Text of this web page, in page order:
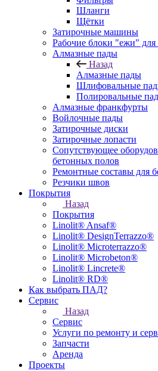
Шланги
Щётки
Затирочные машины
Рабочие блоки "ежи" для
Алмазные пады
Назад
Алмазные пады
Шлифовальные
Полировальные
Алмазные франкфурты
Войлочные пады
Затирочные диски
Затирочные лопасти
Сопутствующее
бетонных полов
Ремонтные составы для
Резчики швов
Покрытия
Назад
Покрытия
Linolit® Ansaf®
Linolit® DesignTerrazzo®
Linolit® Microterrazzo®
Linolit® Microbeton®
Linolit® Lincrete®
Linolit® RD®
Как выбрать ПАД?
Сервис
Назад
Сервис
Услуги по ремонту и
Запчасти
Аренда
Проекты